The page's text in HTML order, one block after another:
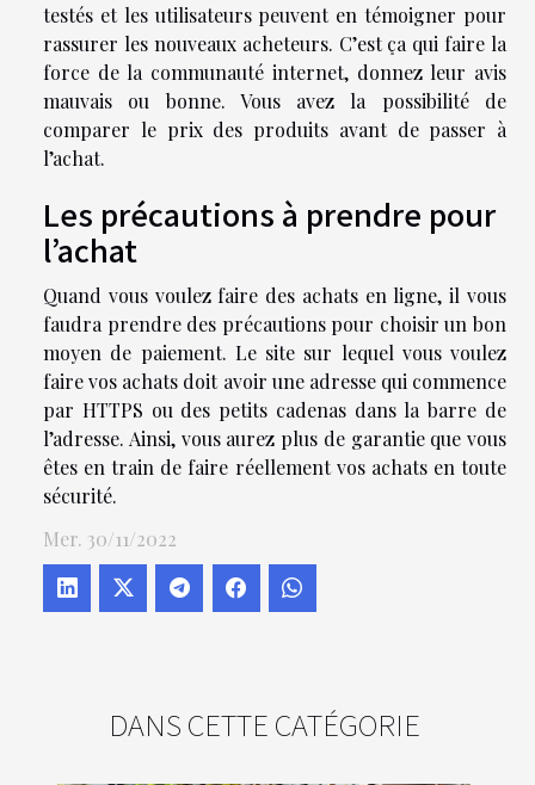
DANS CETTE CATÉGORIE
testés et les utilisateurs peuvent en témoigner pour
rassurer les nouveaux acheteurs. C’est ça qui faire la
force de la communauté internet, donnez leur avis
mauvais ou bonne. Vous avez la possibilité de
comparer le prix des produits avant de passer à
l’achat.
Les précautions à prendre pour
l’achat
Quand vous voulez faire des achats en ligne, il vous
faudra prendre des précautions pour choisir un bon
moyen de paiement. Le site sur lequel vous voulez
faire vos achats doit avoir une adresse qui commence
par HTTPS ou des petits cadenas dans la barre de
l’adresse. Ainsi, vous aurez plus de garantie que vous
êtes en train de faire réellement vos achats en toute
sécurité.
Mer. 30/11/2022